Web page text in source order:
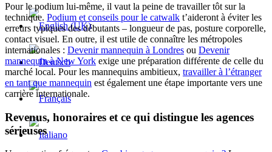
Pour le podium lui-même, il vaut la peine de travailler tôt sur la
technique. Podium et conseils pour le catwalk t’aideront à éviter les
erreurs typiques des débutants – longueur de pas, posture corporelle,
contact visuel. En outre, il est utile de connaître les métropoles
internationales : Devenir mannequin à Londres ou Devenir
mannequin à New York exige une préparation différente de celle du
marché local. Pour les mannequins ambitieux, travailler à l’étranger
en tant que mannequin est également une étape importante vers une
carrière internationale.
Revenus, honoraires et ce qui distingue les agences
sérieuses